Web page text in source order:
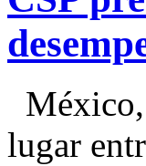
lugar